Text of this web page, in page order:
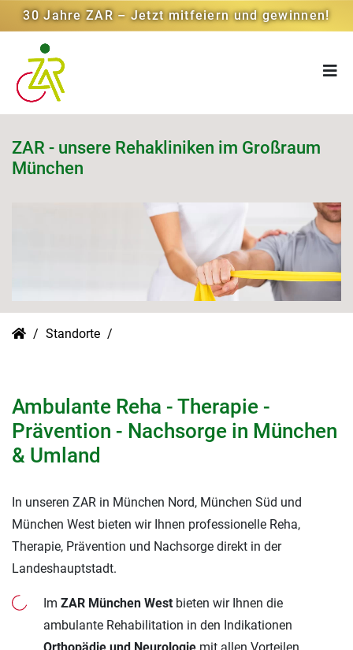
30 Jahre ZAR – Jetzt mitfeiern und gewinnen!
ZAR - unsere Rehakliniken im Großraum
München
Standorte
Ambulante Reha - Therapie -
Prävention - Nachsorge in München
& Umland
In unseren ZAR in München Nord, München Süd und
München West bieten wir Ihnen professionelle Reha,
Therapie, Prävention und Nachsorge direkt in der
Landeshauptstadt.
Im ZAR München West bieten wir Ihnen die
ambulante Rehabilitation in den Indikationen